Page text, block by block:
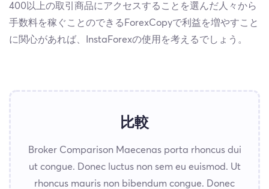
400以上の取引商品にアクセスすることを選んだ人々から
手数料を稼ぐことのできるForexCopyで利益を増やすこと
に関心があれば、InstaForexの使用を考えるでしょう。
比較
Broker Comparison Maecenas porta rhoncus dui
ut congue. Donec luctus non sem eu euismod. Ut
rhoncus mauris non bibendum congue. Donec